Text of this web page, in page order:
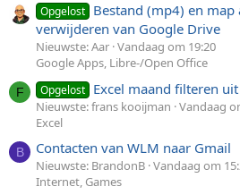
Opgelost Bestand (mp4) en map
verwijderen van Google Drive
Nieuwste: Aar Vandaag om 19:20
Google Apps, Libre-/Open Office
F Opgelost Excel maand filteren
Nieuwste: frans kooijman Vandaag
Excel
B Contacten van WLM naar Gmail
Nieuwste: BrandonB Vandaag om
Internet, Games